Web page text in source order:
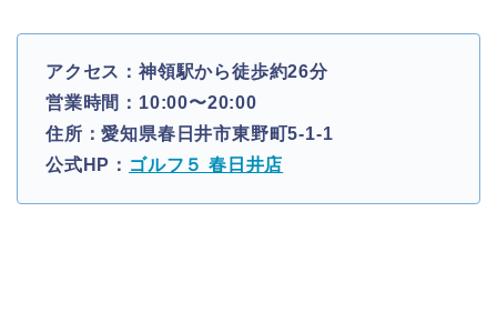
アクセス：神領駅から徒歩約26分
営業時間：10:00〜20:00
住所：愛知県春日井市東野町5-1-1
公式HP： ゴルフ５ 春日井店